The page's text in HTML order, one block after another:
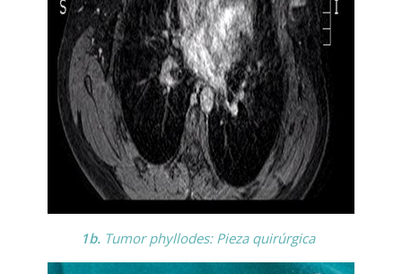
1b.Tumor phyllodes: Pieza quirúrgica